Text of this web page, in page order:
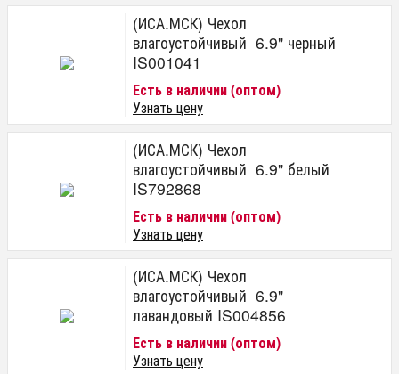
(ИСА.МСК) Чехол
влагоустойчивый 6.9" черный
IS001041
Есть в наличии (оптом)
Узнать цену
(ИСА.МСК) Чехол
влагоустойчивый 6.9" белый
IS792868
Есть в наличии (оптом)
Узнать цену
(ИСА.МСК) Чехол
влагоустойчивый 6.9"
лавандовый IS004856
Есть в наличии (оптом)
Узнать цену